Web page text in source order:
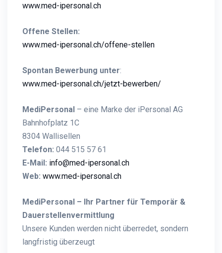
www.med-ipersonal.ch
Offene Stellen:
www.med-ipersonal.ch/offene-stellen
Spontan Bewerbung unter:
www.med-ipersonal.ch/jetzt-bewerben/
MediPersonal – eine Marke der iPersonal AG
Bahnhofplatz 1C
8304 Wallisellen
Telefon: 044 515 57 61
E-Mail: info@med-ipersonal.ch
Web: www.med-ipersonal.ch
MediPersonal – Ihr Partner für Temporär &
Dauerstellenvermittlung
Unsere Kunden werden nicht überredet, sondern
langfristig überzeugt